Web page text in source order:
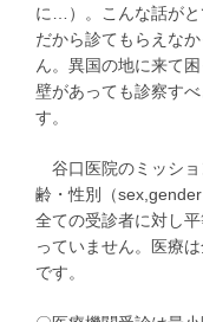
に…）。こんな話がと
だから診てもらえな
ん。異国の地に来て
壁があっても診察す
す。
谷口医院のミッショ
齢・性別（
全ての受診者に対し
っていません。医療
です。